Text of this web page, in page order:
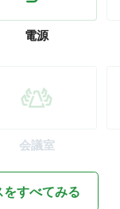
電源
会議室
すべてみる